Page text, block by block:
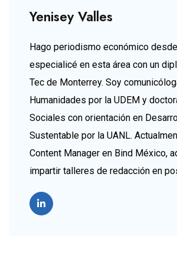
Yenisey Valles
Hago periodismo económico
especialicé en esta área con un
Tec de Monterrey. Soy
Humanidades por la UDEM y
Sociales con orientación en
Sustentable por la UANL.
Content Manager en Bind México,
impartir talleres de redacción en